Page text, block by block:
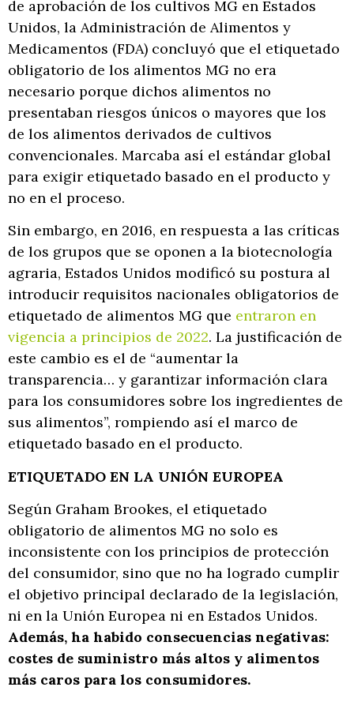
de aprobación de los cultivos MG en Estados
Unidos, la Administración de Alimentos y
Medicamentos (FDA) concluyó que el etiquetado
obligatorio de los alimentos MG no era
necesario porque dichos alimentos no
presentaban riesgos únicos o mayores que los
de los alimentos derivados de cultivos
convencionales. Marcaba así el estándar global
para exigir etiquetado basado en el producto y
no en el proceso.
Sin embargo, en 2016, en respuesta a las críticas
de los grupos que se oponen a la biotecnología
agraria, Estados Unidos modificó su postura al
introducir requisitos nacionales obligatorios de
etiquetado de alimentos MG que entraron en
vigencia a principios de 2022. La justificación de
este cambio es el de “aumentar la
transparencia… y garantizar información clara
para los consumidores sobre los ingredientes de
sus alimentos”, rompiendo así el marco de
etiquetado basado en el producto.
ETIQUETADO EN LA UNIÓN EUROPEA
Según Graham Brookes, el etiquetado
obligatorio de alimentos MG no solo es
inconsistente con los principios de protección
del consumidor, sino que no ha logrado cumplir
el objetivo principal declarado de la legislación,
ni en la Unión Europea ni en Estados Unidos.
Además, ha habido consecuencias negativas:
costes de suministro más altos y alimentos
más caros para los consumidores.